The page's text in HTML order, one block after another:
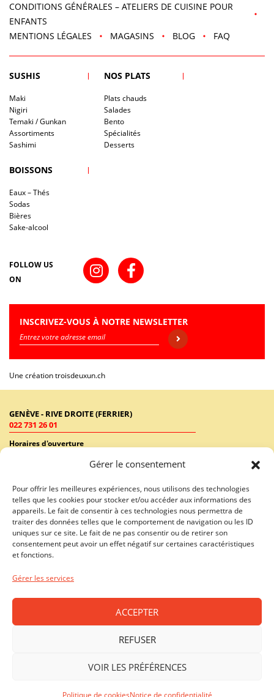
Gérer le consentement
Pour offrir les meilleures expériences, nous utilisons des technologies
telles que les cookies pour stocker et/ou accéder aux informations des
appareils. Le fait de consentir à ces technologies nous permettra de
traiter des données telles que le comportement de navigation ou les ID
uniques sur ce site. Le fait de ne pas consentir ou de retirer son
consentement peut avoir un effet négatif sur certaines caractéristiques
et fonctions.
Gérer les services
ACCEPTER
REFUSER
VOIR LES PRÉFÉRENCES
Politique de cookiesNotice de confidentialité
CONDITIONS GÉNÉRALES – ATELIERS DE CUISINE POUR
ENFANTS
MENTIONS LÉGALES
MAGASINS BLOG FAQ
SUSHIS
Maki
Nigiri
Temaki / Gunkan
Assortiments
Sashimi
NOS PLATS
Plats chauds
Salades
Bento
Spécialités
Desserts
BOISSONS
Eaux – Thés
Sodas
Bières
Sake-alcool
FOLLOW US
ON
INSCRIVEZ-VOUS À NOTRE NEWSLETTER
Une créationtroisdeuxun.ch
GENÈVE - RIVE DROITE (FERRIER)
022 731 26 01
Horaires d'ouverture
GENÈVE - RIVE GAUCHE (RHÔNE)
022 731 26 46
Horaires d'ouverture
Lundi - Vendredi: 10:00-19:00 / Samedi: 10:00-18:00
LAUSANNE - CENTRE VILLE
Horaires d'ouverture
Lundi - Vendredi: 10:00-19:00 / Samedi: 09:00-18:00
PRILLY - MALLEY
Lundi - Vendredi : 10:00-19:00 / Samedi : 09:00-17:00